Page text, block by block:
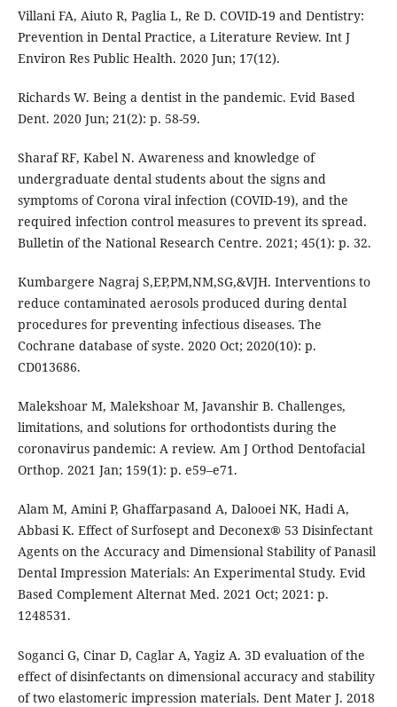
Villani FA, Aiuto R, Paglia L, Re D. COVID-19 and Dentistry:
Prevention in Dental Practice, a Literature Review. Int J
Environ Res Public Health. 2020 Jun; 17(12).
Richards W. Being a dentist in the pandemic. Evid Based
Dent. 2020 Jun; 21(2): p. 58-59.
Sharaf RF, Kabel N. Awareness and knowledge of
undergraduate dental students about the signs and
symptoms of Corona viral infection (COVID-19), and the
required infection control measures to prevent its spread.
Bulletin of the National Research Centre. 2021; 45(1): p. 32.
Kumbargere Nagraj S,EP,PM,NM,SG,&VJH. Interventions to
reduce contaminated aerosols produced during dental
procedures for preventing infectious diseases. The
Cochrane database of syste. 2020 Oct; 2020(10): p.
CD013686.
Malekshoar M, Malekshoar M, Javanshir B. Challenges,
limitations, and solutions for orthodontists during the
coronavirus pandemic: A review. Am J Orthod Dentofacial
Orthop. 2021 Jan; 159(1): p. e59–e71.
Alam M, Amini P, Ghaffarpasand A, Dalooei NK, Hadi A,
Abbasi K. Effect of Surfosept and Deconex® 53 Disinfectant
Agents on the Accuracy and Dimensional Stability of Panasil
Dental Impression Materials: An Experimental Study. Evid
Based Complement Alternat Med. 2021 Oct; 2021: p.
1248531.
Soganci G, Cinar D, Caglar A, Yagiz A. 3D evaluation of the
effect of disinfectants on dimensional accuracy and stability
of two elastomeric impression materials. Dent Mater J. 2018